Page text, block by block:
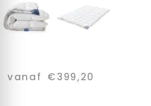
vanaf €399,20